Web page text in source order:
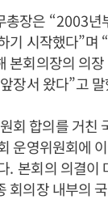
총장은 “2003년
기 시작했다”며 “
본회의장의 의
장서 왔다”고
회 합의를 거친
운영위원회에
. 본회의 의결이
회의장 내부의